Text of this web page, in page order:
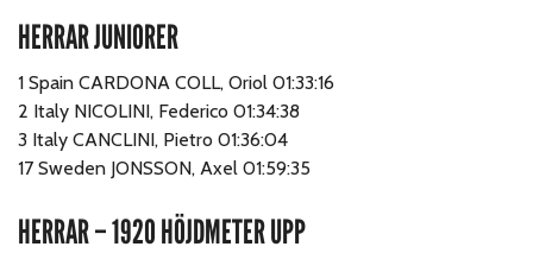
HERRAR JUNIORER
1 Spain CARDONA COLL, Oriol 01:33:16
2 Italy NICOLINI, Federico 01:34:38
3 Italy CANCLINI, Pietro 01:36:04
17 Sweden JONSSON, Axel 01:59:35
HERRAR – 1920 HÖJDMETER UPP